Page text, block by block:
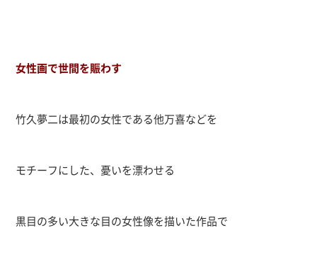
女性画で世間を賑わす
竹久夢二は最初の女性である他万喜などを
モチーフにした、憂いを漂わせる
黒目の多い大きな目の女性像を描いた作品で